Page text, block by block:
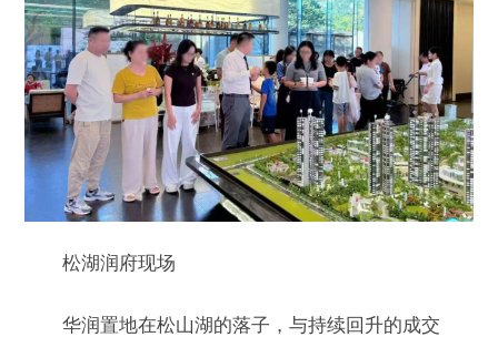
松湖润府现场
华润置地在松山湖的落子，与持续回升的成交